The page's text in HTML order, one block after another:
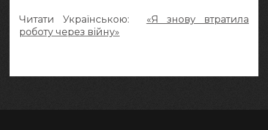
Читати Українською: «Я знову втратила
роботу через війну»